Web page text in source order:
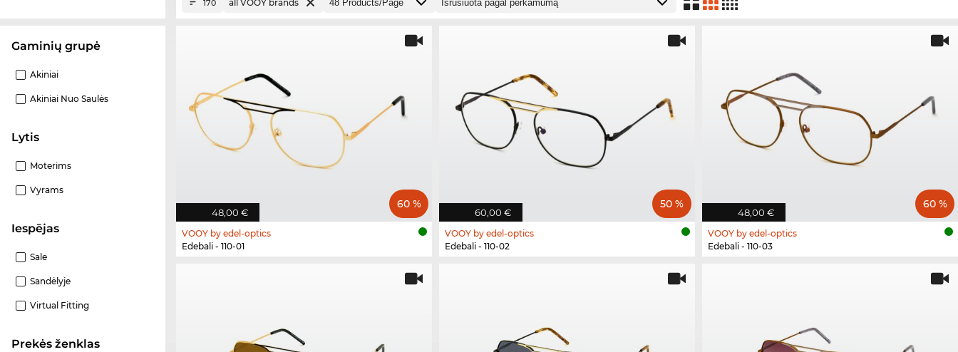
Gaminių grupė
Akiniai
Akiniai Nuo Saulės
Lytis
Moterims
Vyrams
Iespējas
Sale
Sandėlyje
Virtual Fitting
Prekės ženklas
170 all VOOY brands
48,00 €
60 %
VOOY by edel-optics
Edebali - 110-01
60,00 €
50 %
VOOY by edel-optics
Edebali - 110-02
48,00 €
60 %
VOOY by edel-optics
Edebali - 110-03